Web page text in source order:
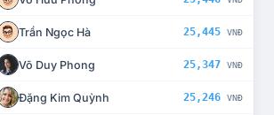
Trần Ngọc Hà 25,445 VNĐ
Võ Duy Phong 25,347 VNĐ
Đặng Kim Quỳnh 25,246 VNĐ